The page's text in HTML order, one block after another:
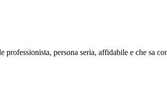
persona seria, affidabile e che sa